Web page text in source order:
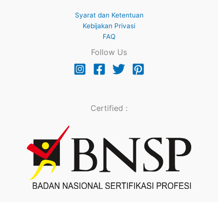
Syarat dan Ketentuan
Kebijakan Privasi
FAQ
Follow Us
Certified :